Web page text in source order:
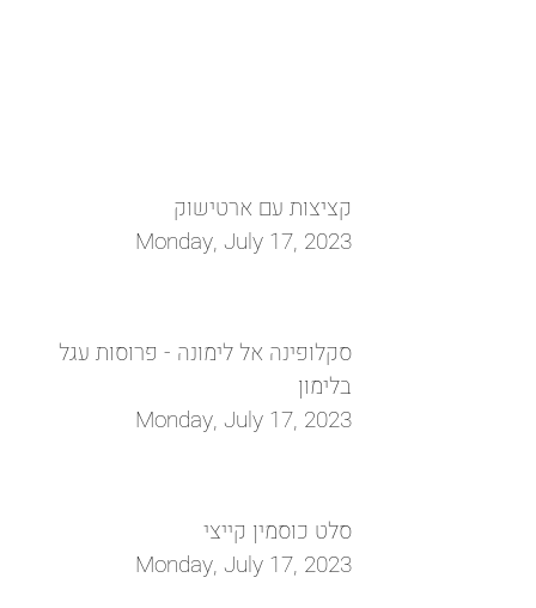
קציצות עם ארטישוק
Monday, July 17, 2023
סקלופינה אל לימונה - פרוסות עגל
בלימון
Monday, July 17, 2023
סלט כוסמין קייצי
Monday, July 17, 2023